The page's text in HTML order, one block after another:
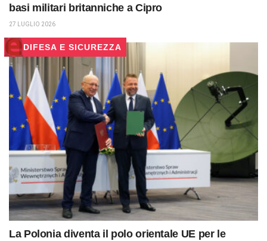
basi militari britanniche a Cipro
27 LUGLIO 2026
DIFESA E SICUREZZA
La Polonia diventa il polo orientale UE per le